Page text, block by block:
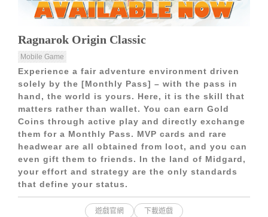
Ragnarok Origin Classic
Mobile Game
Experience a fair adventure environment driven
solely by the [Monthly Pass] – with the pass in
hand, the world is yours. Here, it is the skill that
matters rather than wallet. You can earn Gold
Coins through active play and directly exchange
them for a Monthly Pass. MVP cards and rare
headwear are all obtained from loot, and you can
even gift them to friends. In the land of Midgard,
your effort and strategy are the only standards
that define your status.
遊戲官網 下載遊戲